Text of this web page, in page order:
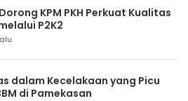
KPM PKH Perkuat Kualitas
P2K2
dalam Kecelakaan yang Picu
di Pamekasan